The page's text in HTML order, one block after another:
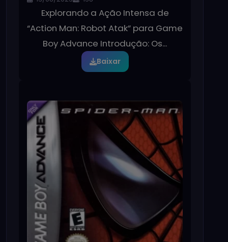
Explorando a Ação Intensa de
“Action Man: Robot Atak” para Game
Boy Advance Introdução: Os...
Baixar